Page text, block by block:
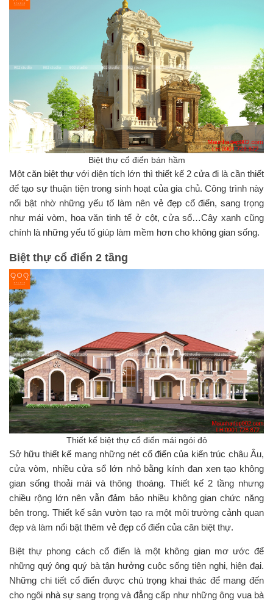
Biệt thự cổ điển bán hầm
Một căn biệt thự với diện tích lớn thì thiết kế 2 cửa đi là cần thiết
để tạo sự thuận tiện trong sinh hoạt của gia chủ. Công trình này
nổi bật nhờ những yếu tố làm nên vẻ đẹp cổ điển, sang trọng
như mái vòm, hoa văn tinh tế ở cột, cửa sổ…Cây xanh cũng
chính là những yếu tố giúp làm mềm hơn cho không gian sống.
Biệt thự cổ điển 2 tầng
Thiết kế biệt thự cổ điển mái ngói đỏ
Sở hữu thiết kế mang những nét cổ điển của kiến trúc châu Âu,
cửa vòm, nhiều cửa sổ lớn nhỏ bằng kính đan xen tạo không
gian sống thoải mái và thông thoáng. Thiết kế 2 tầng nhưng
chiều rộng lớn nên vẫn đảm bảo nhiều không gian chức năng
bên trong. Thiết kế sân vườn tạo ra một môi trường cảnh quan
đẹp và làm nổi bật thêm vẻ đẹp cổ điển của căn biệt thự.
Biệt thự phong cách cổ điển là một không gian mơ ước để
những quý ông quý bà tận hưởng cuộc sống tiện nghi, hiện đại.
Những chi tiết cổ điển được chú trọng khai thác để mang đến
cho ngôi nhà sự sang trọng và đẳng cấp như những ông vua bà